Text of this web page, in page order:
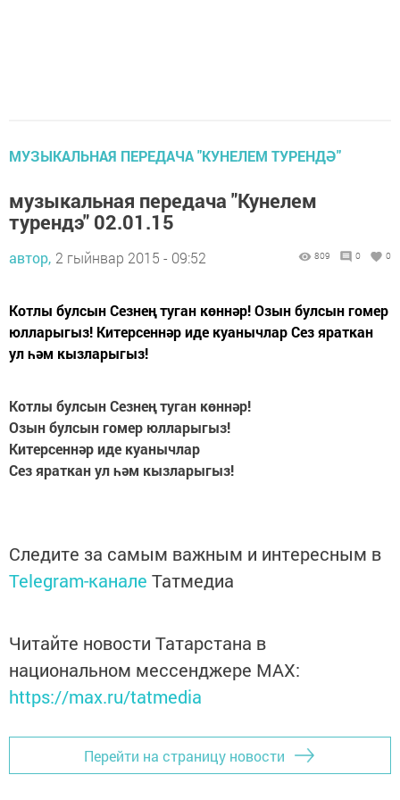
МУЗЫКАЛЬНАЯ ПЕРЕДАЧА "КУНЕЛЕМ ТУРЕНДӘ"
музыкальная передача "Кунелем
турендэ" 02.01.15
автор, 2 гыйнвар 2015 - 09:52 809 0 0
Котлы булсын Сезнең туган көннәр! Озын булсын гомер
юлларыгыз! Китерсеннәр иде куанычлар Сез яраткан
ул һәм кызларыгыз!
Котлы булсын Сезнең туган көннәр!
Озын булсын гомер юлларыгыз!
Китерсеннәр иде куанычлар
Сез яраткан ул һәм кызларыгыз!
Следите за самым важным и интересным в
Telegram-канале Татмедиа
Читайте новости Татарстана в
национальном мессенджере MАХ:
https://max.ru/tatmedia
Перейти на страницу новости